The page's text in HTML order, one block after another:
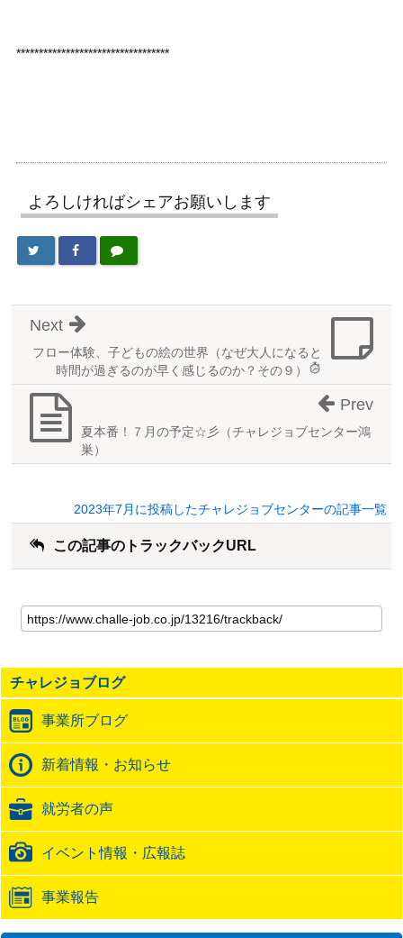
**********************************
よろしければシェアお願いします
フロー体験、子どもの絵の世界（なぜ大人になると
時間が過ぎるのが早く感じるのか？ その９）
Next
夏本番！７月の予定☆彡（チャレジョブセンター鴻
巣）
Prev
2023年7月に投稿したチャレジョブセンターの記事一覧
この記事のトラックバックURL
の
記
の
ト
ッ
ク
バ
ッ
ク
URL
チャレジョブログ
事業所ブログ
新着情報・お知らせ
就労者の声
イベント情報・広報誌
事業報告